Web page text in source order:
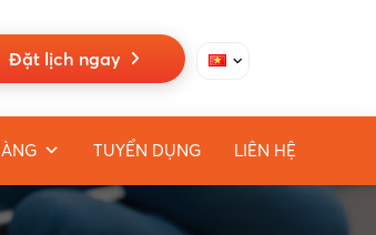
Đặt lịch ngay
TUYỂN DỤNG LIÊN HỆ